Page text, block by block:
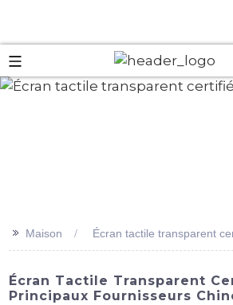
>> Maison Écran tactile transparent
Écran Tactile Transparent
Principaux Fournisseurs